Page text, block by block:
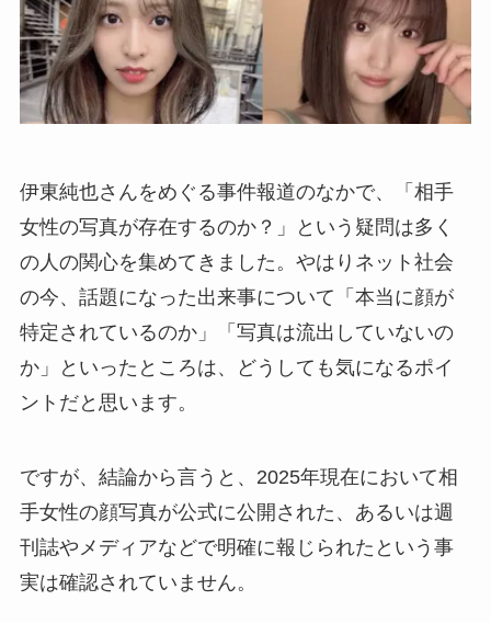
伊東純也さんをめぐる事件報道のなかで、「相手
女性の写真が存在するのか？」という疑問は多く
の人の関心を集めてきました。やはりネット社会
の今、話題になった出来事について「本当に顔が
特定されているのか」「写真は流出していないの
か」といったところは、どうしても気になるポイ
ントだと思います。
ですが、結論から言うと、2025年現在において相
手女性の顔写真が公式に公開された、あるいは週
刊誌やメディアなどで明確に報じられたという事
実は確認されていません。